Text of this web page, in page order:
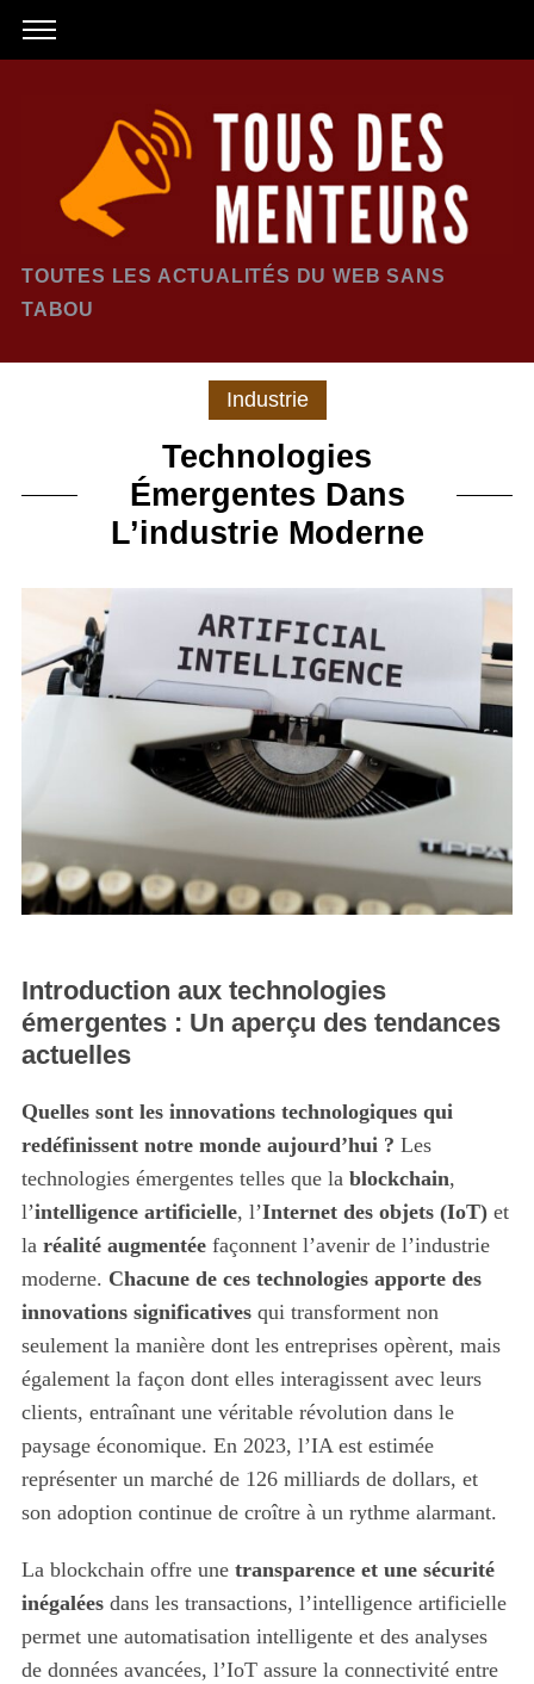
TOUTES LES ACTUALITÉS DU WEB SANS
TABOU
Industrie
Technologies
Émergentes Dans
L’industrie Moderne
Introduction aux technologies
émergentes : Un aperçu des tendances
actuelles
Quelles sont les innovations technologiques qui
redéfinissent notre monde aujourd’hui ? Les
technologies émergentes telles que la blockchain,
l’intelligence artificielle, l’Internet des objets (IoT)et
la réalité augmentéefaçonnent l’avenir de l’industrie
moderne. Chacune de ces technologies apporte des
innovations significativesqui transforment non
seulement la manière dont les entreprises opèrent, mais
également la façon dont elles interagissent avec leurs
clients, entraînant une véritable révolution dans le
paysage économique. En 2023, l’IA est estimée
représenter un marché de 126 milliards de dollars, et
son adoption continue de croître à un rythme alarmant.
La blockchain offre une transparence et une sécurité
inégaléesdans les transactions, l’intelligence artificielle
permet une automatisation intelligente et des analyses
de données avancées, l’IoT assure la connectivité entre